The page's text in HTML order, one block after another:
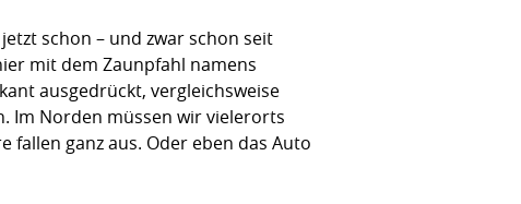
schon – und zwar schon seit
mit dem Zaunpfahl namens
ausgedrückt, vergleichsweise
Im Norden müssen wir vielerorts
fallen ganz aus. Oder eben das Auto